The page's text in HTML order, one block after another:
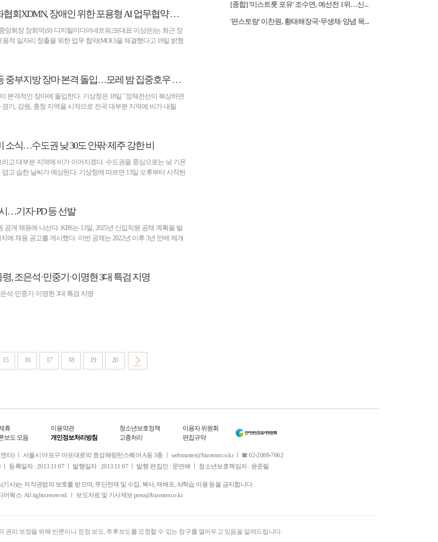
한국장애인정보화협회XDMN, 장애인 위한 포용형 AI 업무협약 체결
앙회장 장희덕)와 디지털미디어네트워크(대표 이상은)는 최근 장
적 일자리 창출을 위한 업무 협약(MOU)을 체결했다고 19일 밝혔
[오늘 날씨] 서울 등 중부지방 장마 본격 돌입…모레 밤 집중호우 예보
본격적인 장마에 돌입한다. 기상청은 18일 "정체전선이 북상하면
경기, 강원, 충청 지역을 시작으로 전국 대부분 지역에 비가 내릴
소식…수도권 낮 30도 안팎·제주 강한 비
리고 대부분 지역에 비가 이어지겠다. 수도권을 중심으로는 낮 기온
덥고 습한 날씨가 예상된다. 기상청에 따르면 13일 오후부터 시작된
…기자·PD 등 선발
공개 채용에 나선다. KBS는 13일, 2025년 신입직원 공채 계획을 발
에 채용 공고를 게시했다. 이번 공채는 2022년 이후 3년 만에 재개
, 조은석·민중기·이명현 3대 특검 지명
석·민중기·이명현 3대 특검 지명
15 16 17 18 19 20
[종합] '미스트롯 포유' 조수연, 예선전 1위…신...
'편스토랑' 이찬원, 황태해장국·무생채·양념 목...
휴
보도 모음
이용약관
개인정보처리방침
청소년보호정책
고충처리
이용자 위원회
편집규약
터) ㅣ 서울시 마포구 마포대로92 효성해링턴스퀘어 A동 3층 ㅣ webmaster@bizenter.co.kr ㅣ ☎ 02-2088-7662
등록일자 : 2013.11.07 ㅣ 발행일자 : 2013.11.07 ㅣ 발행·편집인 : 문연배 ㅣ 청소년보호책임자 : 윤준필
기사)는 저작권법의 보호를 받으며, 무단전재 및 수집, 복사, 재배포, AI학습 이용 등을 금지합니다.
어웍스. All rights reserved. ㅣ 보도자료 및 기사제보 press@bizenter.co.kr
권리 보장을 위해 반론이나 정정 보도, 추후보도를 요청할 수 있는 창구를 열어두고 있음을 알려드립니다.